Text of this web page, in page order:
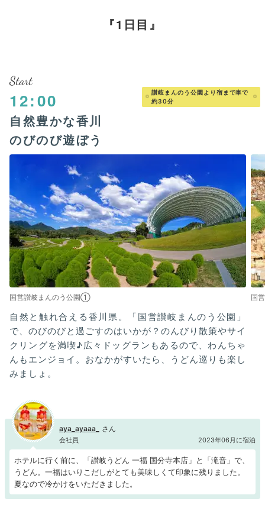
1日目
Start
12:00
讃岐まんのう公園より宿まで車で
約30分
自然豊かな香川
のびのび遊ぼう
国営讃岐まんのう公園① 国
自然と触れ合える香川県。「国営讃岐まんのう公園」
で、のびのびと過ごすのはいかが？のんびり散策やサイ
クリングを満喫♪広々ドッグランもあるので、わんちゃ
んもエンジョイ。おなかがすいたら、うどん巡りも楽し
みましょ。
aya_ayaaa_
会社員 2023年06月に宿泊
ホテルに行く前に、「讃岐うどん 一福 国分寺本店」と「滝音」で、
うどん。一福はいりこだしがとても美味しくて印象に残りました。
夏なので冷かけをいただきました。